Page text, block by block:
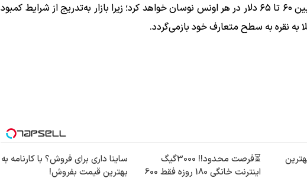
همچنین طبق برآورد این بانک، قیمت نقره به طور متوسط بین ۶۰ تا ۶۵ دلار در هر اونس نوسان خواهد کرد؛ زیرا بازار به‌تدریج از شرایط کمبود
نقره به سطح متعارف خود بازمی‌گردد.
⏳فرصت محدود!! 3000گیگ
اینترنت خانگی 180 روزه فقط 600
ساینا داری برای فروش؟ با کارنامه به
بهترین قیمت بفروش!